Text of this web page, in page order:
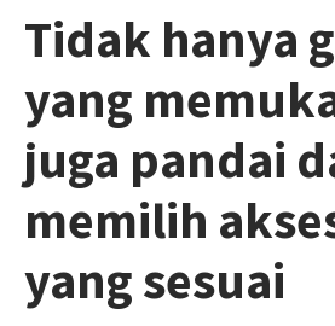
Tidak hanya
yang
juga pandai
memilih
yang sesuai